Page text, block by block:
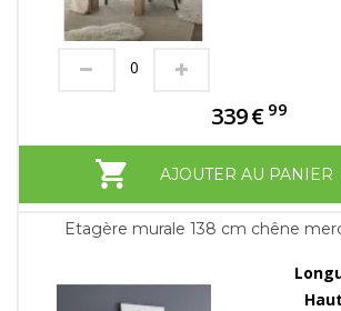
339€ 99
AJOUTER AU PANIER
Etagère murale 138 cm chêne